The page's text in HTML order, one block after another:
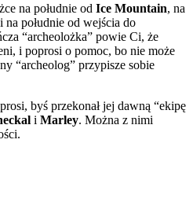
na południe od Ice Mountain, na
i na południe od wejścia do
“archeolożka” powie Ci, że
i poprosi o pomoc, bo nie może
“archeolog” przypisze sobie
byś przekonał jej dawną “ekipę
i Marley. Można z nimi